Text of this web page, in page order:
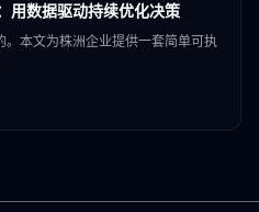
用数据驱动持续优化决策
。本文为株洲企业提供一套简单可执